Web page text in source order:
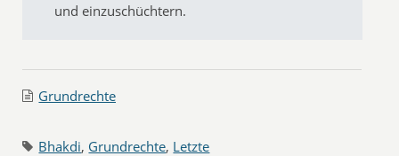
und einzuschüchtern.
Grundrechte
Bhakdi, Grundrechte, Letzte